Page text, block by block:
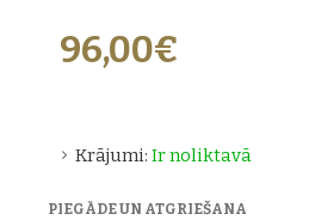
Krājumi: Ir noliktavā
96,00€
PIEGĀDE UN ATGRIEŠANA